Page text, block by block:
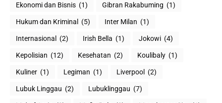
Ekonomi dan Bisnis (1) Gibran Rakabuming (1)
Hukum dan Kriminal (5) Inter Milan (1)
Internasional (2) Irish Bella (1) Jokowi (4)
Kepolisian (12) Kesehatan (2) Koulibaly (1)
Kuliner (1) Legiman (1) Liverpool (2)
Lubuk Linggau (2) Lubuklinggau (7)